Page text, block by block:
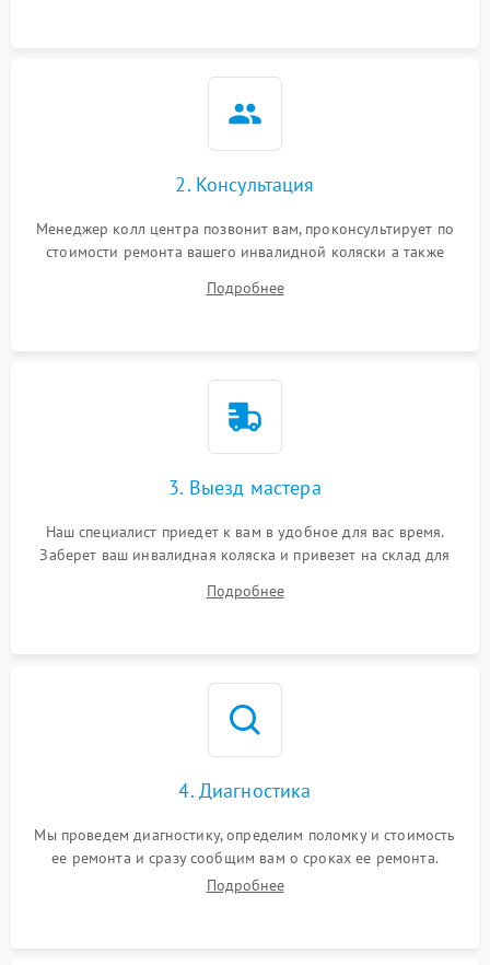
2. Консультация
Менеджер колл центра позвонит вам, проконсультирует по
стоимости ремонта вашего инвалидной коляски а также
Подробнее
3. Выезд мастера
Наш специалист приедет к вам в удобное для вас время.
Заберет ваш инвалидная коляска и привезет на склад для
Подробнее
4. Диагностика
Мы проведем диагностику, определим поломку и стоимость
ее ремонта и сразу сообщим вам о сроках ее ремонта.
Подробнее